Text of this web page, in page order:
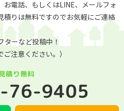
お電話、もしくはLINE、メールフォ
積りは無料ですのでお気軽にご連絡
ーなど投稿中！
ご注意ください。）
積り無料
76-9405